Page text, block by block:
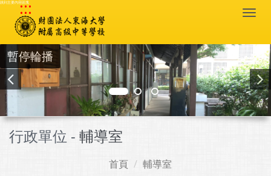
跳到主要內容區塊
:::
暫停輪播
行政單位 - 輔導室
首頁 輔導室